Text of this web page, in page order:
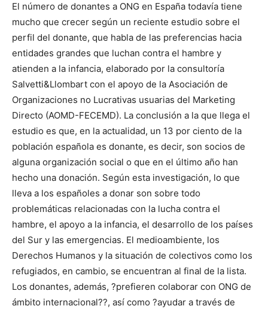
El número de donantes a ONG en España todavía tiene
mucho que crecer según un reciente estudio sobre el
perfil del donante, que habla de las preferencias hacia
entidades grandes que luchan contra el hambre y
atienden a la infancia, elaborado por la consultoría
Salvetti&Llombart con el apoyo de la Asociación de
Organizaciones no Lucrativas usuarias del Marketing
Directo (AOMD-FECEMD). La conclusión a la que llega el
estudio es que, en la actualidad, un 13 por ciento de la
población española es donante, es decir, son socios de
alguna organización social o que en el último año han
hecho una donación. Según esta investigación, lo que
lleva a los españoles a donar son sobre todo
problemáticas relacionadas con la lucha contra el
hambre, el apoyo a la infancia, el desarrollo de los países
del Sur y las emergencias. El medioambiente, los
Derechos Humanos y la situación de colectivos como los
refugiados, en cambio, se encuentran al final de la lista.
Los donantes, además, ?prefieren colaborar con ONG de
ámbito internacional??, así como ?ayudar a través de